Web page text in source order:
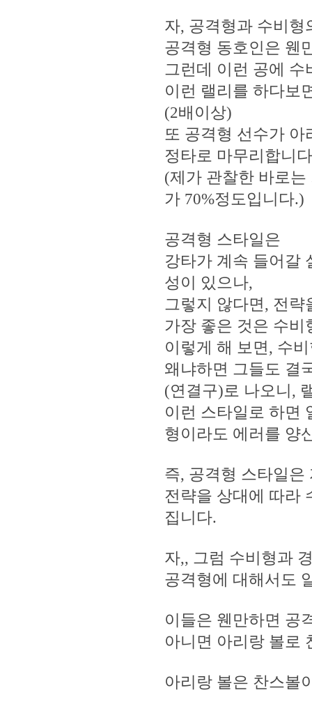
자, 공격형과 수비형
공격형 동호인은 웬
그런데 이런 공에
이런 랠리를 하다보
(2배이상)
또 공격형 선수가
정타로 마무리합니
(제가 관찰한 바로
가 70%정도입니다.)
공격형 스타일은
강타가 계속 들어갈
성이 있으나,
그렇지 않다면, 전
가장 좋은 것은 수
이렇게 해 보면, 수
왜냐하면 그들도 결
(연결구)로 나오니,
이런 스타일로 하면
형이라도 에러를 양
즉, 공격형 스타일은
전략을 상대에 따라
집니다.
자,, 그럼 수비형과
공격형에 대해서도
이들은 웬만하면 공
아니면 아리랑 볼로
아리랑 볼은 찬스볼